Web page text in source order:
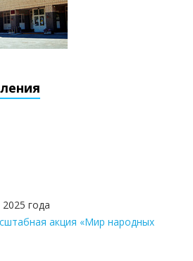
года
акция «Мир народных